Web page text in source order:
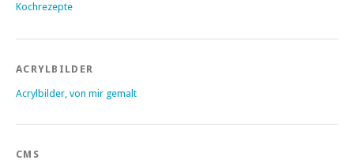
Kochrezepte
ACRYLBILDER
Acrylbilder, von mir gemalt
CMS